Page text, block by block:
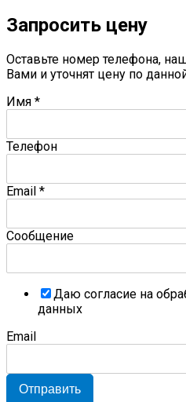
Запросить цену
Оставьте номер телефона,
Вами и уточнят цену по
Имя *
Телефон
Email *
Сообщение
Даю согласие на
данных
Email
Отправить